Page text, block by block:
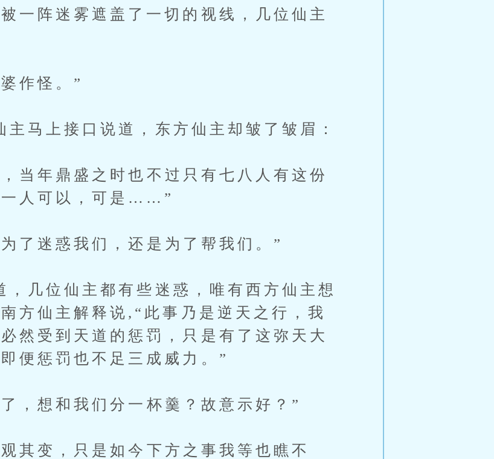
一阵迷雾遮盖了一切的视线，几位仙主
作怪。”
马上接口说道，东方仙主却皱了皱眉：
年鼎盛之时也不过只有七八人有这份
一人可以，可是……”
迷惑我们，还是为了帮我们。”
几位仙主都有些迷惑，唯有西方仙主想
方仙主解释说,“此事乃是逆天之行，我
然受到天道的惩罚，只是有了这弥天大
便惩罚也不足三成威力。”
想和我们分一杯羹？故意示好？”
变，只是如今下方之事我等也瞧不